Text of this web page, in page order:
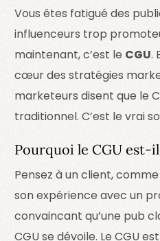
Vous êtes fatigué des
influenceurs trop
maintenant, c’est le CGU.
cœur des stratégies
marketeurs disent que le
traditionnel. C’est le vrai
Pourquoi le CGU est-
Pensez à un client,
son expérience avec un
convaincant qu’une pub
CGU se dévoile. Le CGU est